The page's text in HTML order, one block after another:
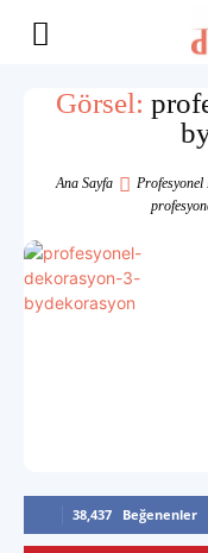
Yaşam
İlham
Görsel:
Ana Sayfa
Profesyonel
38,437 Beğenenler